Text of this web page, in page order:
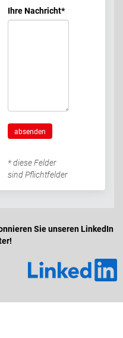
Ihre Nachricht*
absenden
* diese Felder
sind Pflichtfelder
Sie unseren LinkedIn